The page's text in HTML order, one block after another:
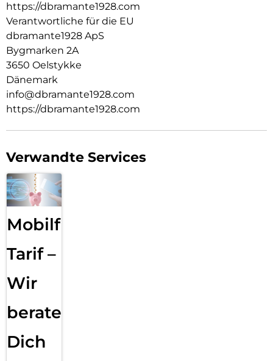
https://dbramante1928.com
Verantwortliche für die EU
dbramante1928 ApS
Bygmarken 2A
3650 Oelstykke
Dänemark
info@dbramante1928.com
https://dbramante1928.com
Verwandte Services
Mobilfunk
Tarif –
Wir
beraten
Dich